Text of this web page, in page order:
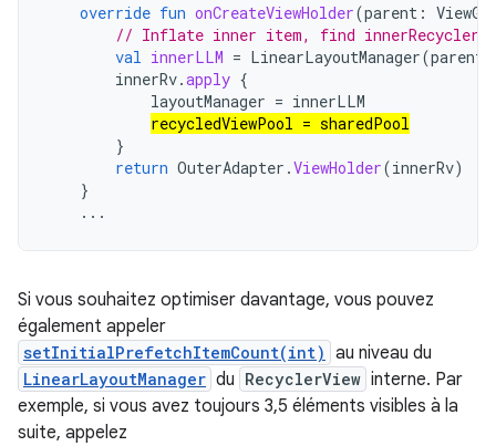
override fun onCreateViewHolder(parent :
// Inflate inner item, find
val innerLLM = LinearLayoutManager(parent
innerRv.apply {
layoutManager = innerLLM
recycledViewPool = sharedPool
}
return OuterAdapter .ViewHolder(innerRv)
}
...
Si vous souhaitez optimiser davantage, vous pouvez
également appeler
setInitialPrefetchItemCount(int) au niveau du
LinearLayoutManager du RecyclerView interne. Par
exemple, si vous avez toujours 3,5 éléments visibles à la
suite, appelez